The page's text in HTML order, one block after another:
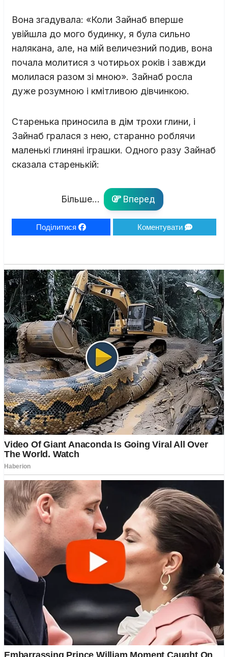
Вона згадувала: «Коли Зайнаб вперше
увійшла до мого будинку, я була сильно
налякана, але, на мій величезний подив, вона
почала молитися з чотирьох років і завжди
молилася разом зі мною». Зайнаб росла
дуже розумною і кмітливою дівчинкою.
Старенька приносила в дім трохи глини, і
Зайнаб гралася з нею, старанно роблячи
маленькі глиняні іграшки. Одного разу Зайнаб
сказала старенькій:
Більше... Вперед
Поділитися Коментувати